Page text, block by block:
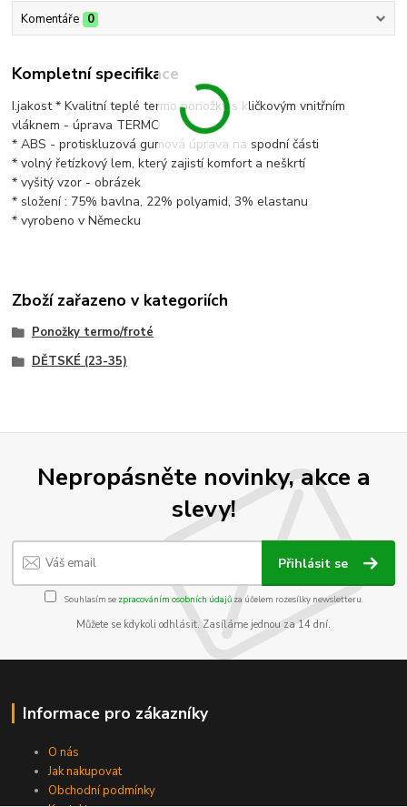
Komentáře 0
Kompletní specifikace
I.jakost * Kvalitní teplé termo ponožky s kličkovým vnitřním
vláknem - úprava TERMO
* ABS - protiskluzová gumová úprava na spodní části
* volný řetízkový lem, který zajistí komfort a neškrtí
* vyšitý vzor - obrázek
* složení : 75% bavlna, 22% polyamid, 3% elastanu
* vyrobeno v Německu
Zboží zařazeno v kategoriích
Ponožky termo/froté
DĚTSKÉ (23-35)
Nepropásněte novinky, akce a
slevy!
Přihlásit se
Souhlasím se zpracováním osobních údajůza účelem rozesílky newsletteru.
Můžete se kdykoli odhlásit. Zasíláme jednou za 14 dní.
Informace pro zákazníky
O nás
Jak nakupovat
Obchodní podmínky